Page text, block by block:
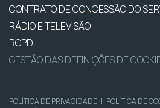
CONTRATO DE CONCESSÃO DO
RÁDIO E TELEVISÃO
RGPD
GESTÃO DAS DEFINIÇÕES DE
POLÍTICA DE PRIVACIDADE | POLÍTICA DE